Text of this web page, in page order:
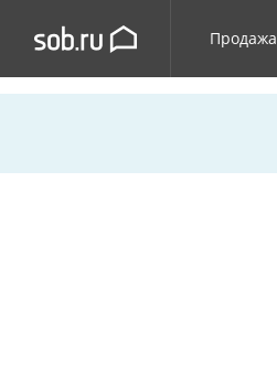
Продажа